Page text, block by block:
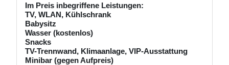
Im Preis inbegriffene Leistungen:
TV, WLAN, Kühlschrank
Babysitz
Wasser (kostenlos)
Snacks
TV-Trennwand, Klimaanlage, VIP-Ausstattung
Minibar (gegen Aufpreis)